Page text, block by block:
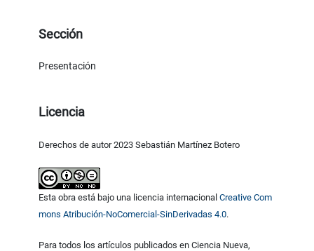
Sección
Presentación
Licencia
Derechos de autor 2023 Sebastián Martínez Botero
Esta obra está bajo una licencia internacionalCreative Com
mons Atribución-NoComercial-SinDerivadas 4.0.
Para todos los artículos publicados en Ciencia Nueva,